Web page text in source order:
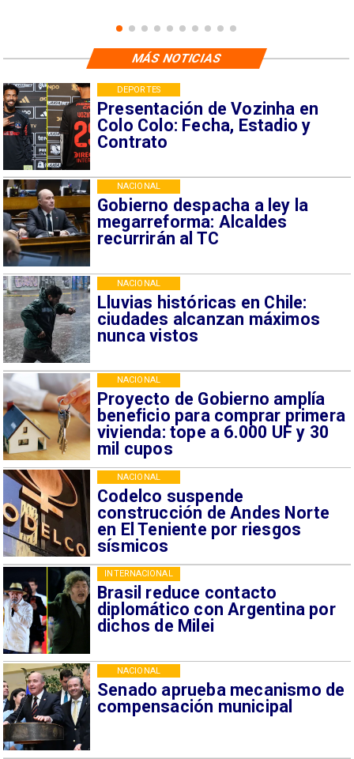
Presentación de Vozinha en
Colo Colo: Fecha, Estadio y
Contrato
DEPORTES
Gobierno despacha a ley la
megarreforma: Alcaldes
recurrirán al TC
NACIONAL
Lluvias históricas en Chile:
ciudades alcanzan máximos
nunca vistos
NACIONAL
Proyecto de Gobierno amplía
beneficio para comprar primera
vivienda: tope a 6.000 UF y 30
mil cupos
NACIONAL
Codelco suspende
construcción de Andes Norte
en El Teniente por riesgos
sísmicos
NACIONAL
Brasil reduce contacto
diplomático con Argentina por
dichos de Milei
INTERNACIONAL
Senado aprueba mecanismo de
compensación municipal
NACIONAL
MÁS NOTICIAS